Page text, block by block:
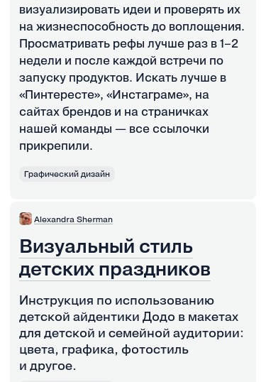
визуализировать идеи и проверять их
на жизнеспособность до воплощения.
Просматривать рефы лучше раз в 1–2
недели и после каждой встречи по
запуску продуктов. Искать лучше в
«Пинтересте», «Инстаграме», на
сайтах брендов и на страничках
нашей команды — все ссылочки
прикрепили.
Графический дизайн
Alexandra Sherman
Визуальный стиль
детских праздников
Инструкция по использованию
детской айдентики Додо в макетах
для детской и семейной аудитории:
цвета, графика, фотостиль
и другое.